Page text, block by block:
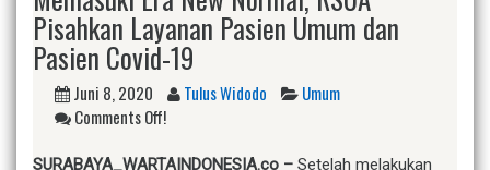
Pisahkan Layanan Pasien Umum dan
Pasien Covid-19
Juni 8, 2020 Tulus Widodo
Umum
Comments Off!
SURABAYA_WARTAINDONESIA.co – Setelah melakukan